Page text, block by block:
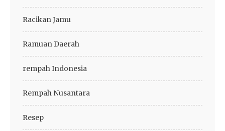
Racikan Jamu
Ramuan Daerah
rempah Indonesia
Rempah Nusantara
Resep